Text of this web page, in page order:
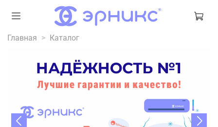
Главная Каталог